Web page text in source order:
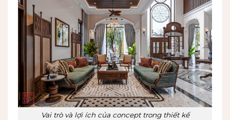
Vai trò và lợi ích của concept trong thiết kế